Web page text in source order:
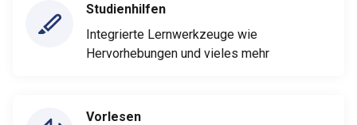
Studienhilfen
Integrierte Lernwerkzeuge wie
Hervorhebungen und vieles mehr
Vorlesen